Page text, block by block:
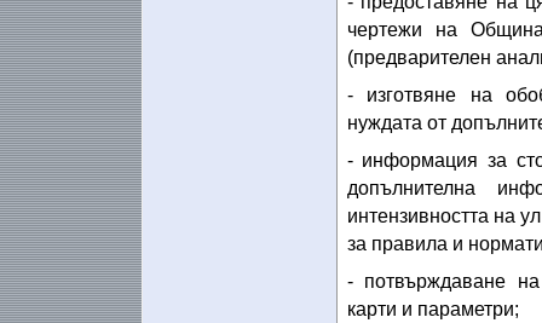
чертежи на
(предварителен
- изготвяне на
нуждата от
- информация за
допълнителна
интензивността на
за правила и
- потвърждаване
карти и параметри;